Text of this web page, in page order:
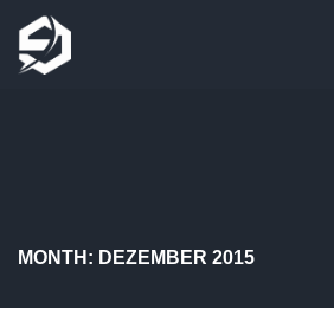
MONTH: DEZEMBER 2015